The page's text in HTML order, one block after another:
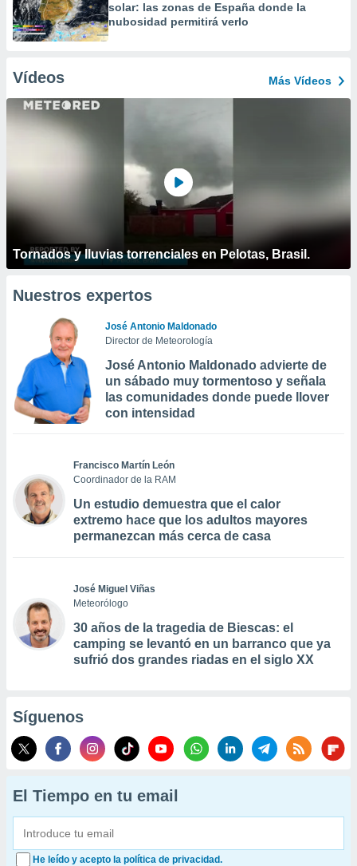
solar: las zonas de España donde la
nubosidad permitirá verlo
Vídeos Más Vídeos
Tornados y lluvias torrenciales en Pelotas, Brasil.
Nuestros expertos
José Antonio Maldonado
Director de Meteorología
José Antonio Maldonado advierte de
un sábado muy tormentoso y señala
las comunidades donde puede llover
con intensidad
Francisco Martín León
Coordinador de la RAM
Un estudio demuestra que el calor
extremo hace que los adultos mayores
permanezcan más cerca de casa
José Miguel Viñas
Meteorólogo
30 años de la tragedia de Biescas: el
camping se levantó en un barranco que ya
sufrió dos grandes riadas en el siglo XX
Síguenos
El Tiempo en tu email
He leído y acepto la política de privacidad.